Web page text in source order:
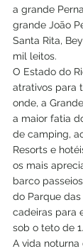
a grande
grande João
Santa Rita,
mil leitos.
O Estado do
atrativos para
onde, a
a maior fatia
de camping,
Resorts e
os mais
barco
do Parque
cadeiras para
sob o teto de
A vida